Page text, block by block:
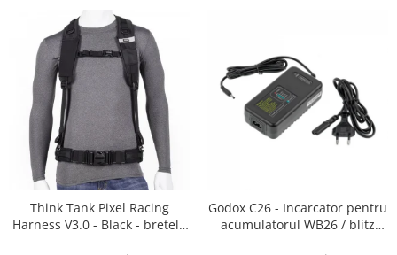
Think Tank Pixel Racing
Harness V3.0 - Black - bretele
Godox C26 - Incarcator pentru
acumulatorul WB26 / blitz